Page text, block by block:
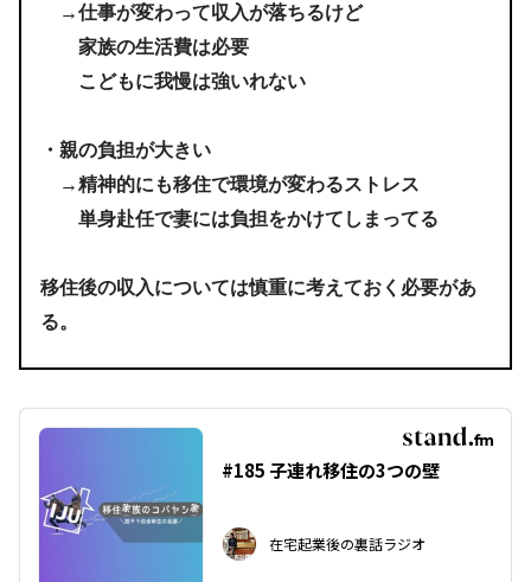
→仕事が変わって収入が落ちるけど
家族の生活費は必要
こどもに我慢は強いれない
・親の負担が大きい
→精神的にも移住で環境が変わるストレス
単身赴任で妻には負担をかけてしまってる
移住後の収入については慎重に考えておく必要があ
る。